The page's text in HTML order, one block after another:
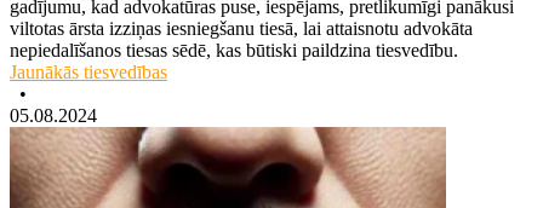
gadījumu, kad advokatūras puse, iespējams, pretlikumīgi panākusi
viltotas ārsta izziņas iesniegšanu tiesā, lai attaisnotu advokāta
nepiedalīšanos tiesas sēdē, kas būtiski paildzina tiesvedību.
Jaunākās tiesvedības
•
05.08.2024